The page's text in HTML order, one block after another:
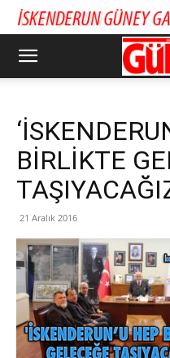
BİRLİKTE
21 Aralık 2016